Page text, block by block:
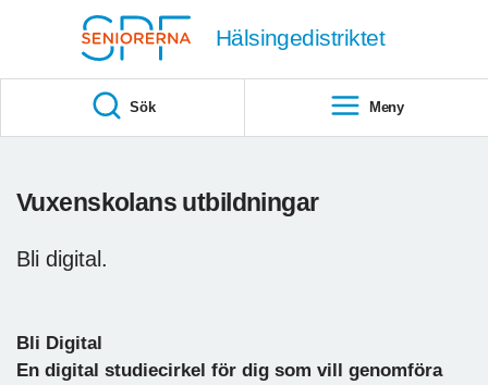
Hälsingedistriktet
Sök Meny
Vuxenskolans utbildningar
Bli digital.
Bli Digital
En digital studiecirkel för dig som vill genomföra